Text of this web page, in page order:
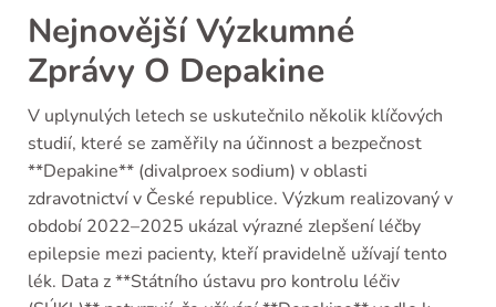
Nejnovější Výzkumné
Zprávy O Depakine
V uplynulých letech se uskutečnilo několik klíčových
studií, které se zaměřily na účinnost a bezpečnost
**Depakine** (divalproex sodium) v oblasti
zdravotnictví v České republice. Výzkum realizovaný v
období 2022–2025 ukázal výrazné zlepšení léčby
epilepsie mezi pacienty, kteří pravidelně užívají tento
lék. Data z **Státního ústavu pro kontrolu léčiv